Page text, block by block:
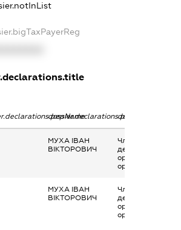
dossier.declarations.personName
МУХА ІВАН
ВІКТОРОВИЧ
Членство
декларування в
організаціях та їх
органах
МУХА ІВАН
ВІКТОРОВИЧ
Членство
декларування в
організаціях та їх
органах